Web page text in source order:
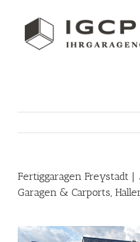
Fertiggaragen Freystadt |
Garagen & Carports,